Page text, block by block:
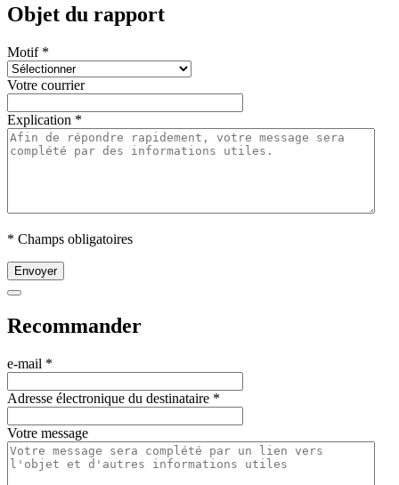
Objet du rapport
Motif*
Votre courrier
Explication *
* Champs obligatoires
Envoyer
Recommander
e-mail *
Adresse électronique du destinataire *
Votre message